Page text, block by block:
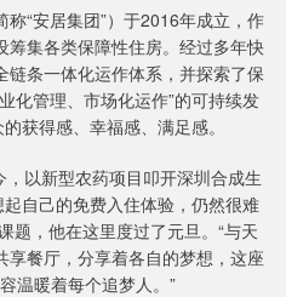
“安居集团”）于2016年成立，作
筹集各类保障性住房。经过多年快
条一体化运作体系，并探索了保
化管理、市场化运作”的可持续发
获得感、幸福感、满足感。
以新型农药项目叩开深圳合成生
自己的免费入住体验，仍然很难
题，他在这里度过了元旦。“与天
餐厅，分享着各自的梦想，这座
温暖着每个追梦人。”